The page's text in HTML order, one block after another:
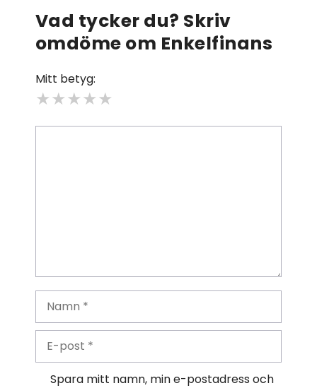
Vad tycker du? Skriv
omdöme om Enkelfinans
Mitt betyg:
★
★
★
★
★
Namn
post
Spara mitt namn, min e-postadress och